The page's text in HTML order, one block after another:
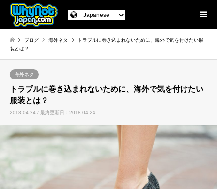
ブログ 海外ネタ
トラブルに巻き込まれないために、海外で気を付けたい服
装とは？
海外ネタ
トラブルに巻き込まれないために、海外で気を付けたい
服装とは？
2018.04.24 / 最終更新日：2018.04.24